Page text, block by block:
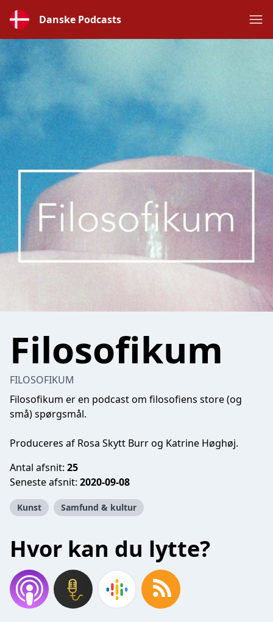
Danske Podcasts
Filosofikum
FILOSOFIKUM
Filosofikum er en podcast om filosofiens store (og
små) spørgsmål.
Produceres af Rosa Skytt Burr og Katrine Høghøj.
Antal afsnit: 25
Seneste afsnit: 2020-09-08
Kunst Samfund & kultur
Hvor kan du lytte?